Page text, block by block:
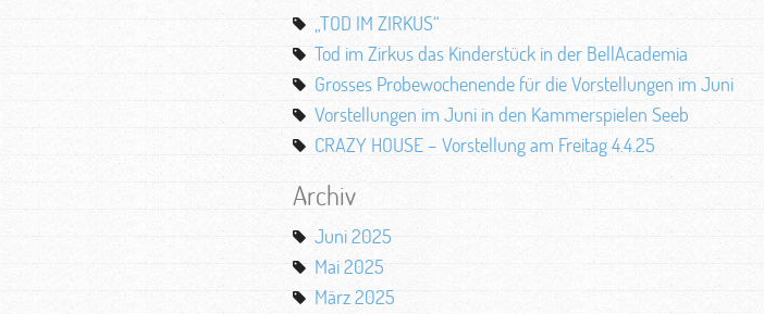
„TOD IM ZIRKUS“
Tod im Zirkus das Kinderstück in der BellAcademia
Grosses Probewochenende für die Vorstellungen im Juni
Vorstellungen im Juni in den Kammerspielen Seeb
CRAZY HOUSE – Vorstellung am Freitag 4.4.25
Archiv
Juni 2025
Mai 2025
März 2025